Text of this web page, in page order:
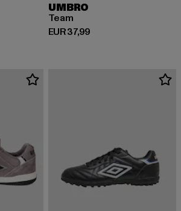
66,49
UMBRO
Team
EUR 37,99
Derzeitiger Preis: EUR 37,99